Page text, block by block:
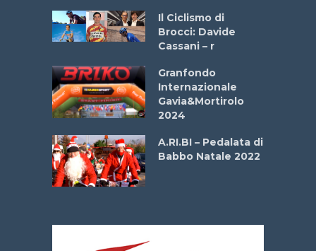
Il Ciclismo di
Brocci: Davide
Cassani – r
Granfondo
Internazionale
Gavia&Mortirolo
2024
A.RI.BI – Pedalata di
Babbo Natale 2022